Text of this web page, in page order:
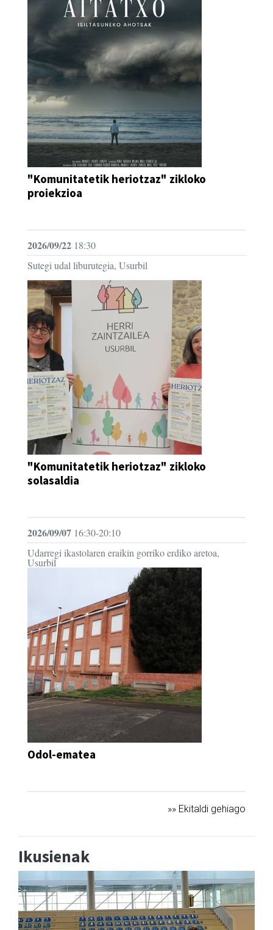
"Komunitatetik heriotzaz" zikloko
proiekzioa
2026/09/22 18:30
Sutegi udal liburutegia, Usurbil
"Komunitatetik heriotzaz" zikloko
solasaldia
2026/09/07 16:30-20:10
Udarregi ikastolaren eraikin gorriko erdiko aretoa,
Usurbil
Odol-ematea
»» Ekitaldi gehiago
Ikusienak